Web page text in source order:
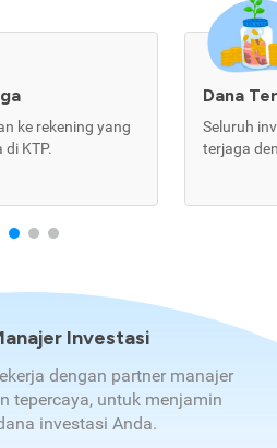
ke rekening yang
KTP.
Dana
Seluruh
terjaga
Investasi
dengan partner manajer
tepercaya, untuk menjamin
investasi Anda.